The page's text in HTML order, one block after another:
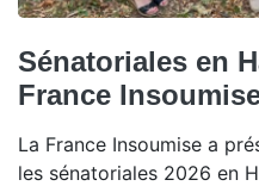
Sénatoriales en
France
La France Insoumise a
les sénatoriales 2026 en